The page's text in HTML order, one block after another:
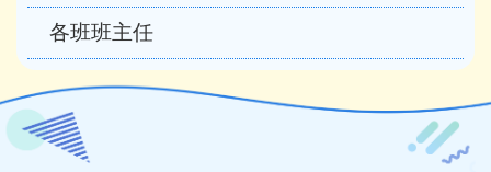
各班班主任